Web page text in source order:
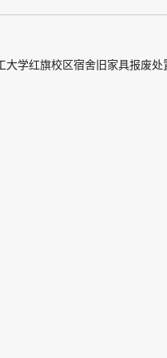
大学红旗校区宿舍旧家具报废处